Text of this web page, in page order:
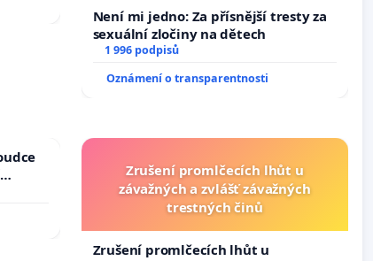
Není mi jedno: Za přísnější tresty za
sexuální zločiny na dětech
1 996 podpisů
Oznámení o transparentnosti
Zrušení promlčecích lhůt u
závažných a zvlášť závažných
trestných činů
Zrušení promlčecích lhůt u